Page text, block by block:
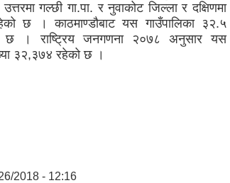
गल्छी गा.पा. र नुवाकोट जिल्ला र दक्षिणमा
छ । काठमाण्डौबाट यस गाउँपालिका ३२.५
छ । राष्ट्रिय जनगणना २०७८ अनुसार यस
३२,३७४ रहेको छ ।
2018 - 12:16